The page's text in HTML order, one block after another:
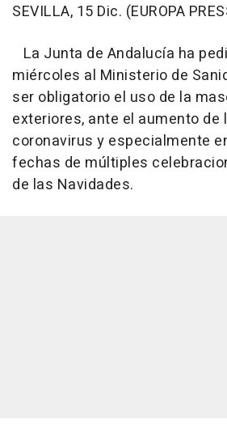
SEVILLA, 15 Dic. (EUROPA
La Junta de Andalucía ha
miércoles al Ministerio de
ser obligatorio el uso de la
exteriores, ante el aumento
coronavirus y especialmente
fechas de múltiples
de las Navidades.